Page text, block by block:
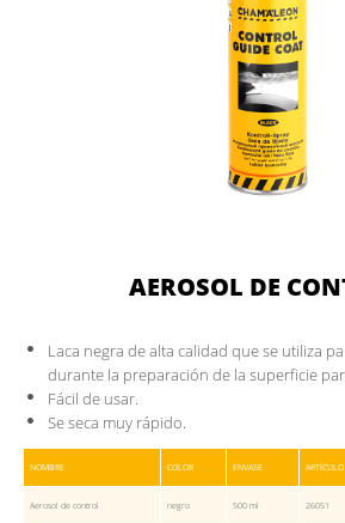
AEROSOL DE
Laca negra de alta calidad que se utiliza
durante la preparación de la superficie
Fácil de usar.
Se seca muy rápido.
NOMBRE COLOR ENVASE ARTÍCULO
Aerosol de control negro 500 ml 26051